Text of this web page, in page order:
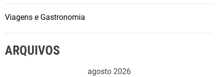
Viagens e Gastronomia
ARQUIVOS
agosto 2026